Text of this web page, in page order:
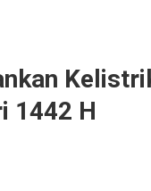
1442 H